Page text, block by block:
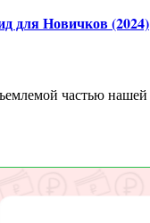
для Новичков (2024)